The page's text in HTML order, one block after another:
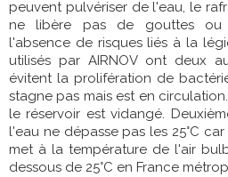
peuvent pulvériser de l'eau, le
ne libère pas de gouttes ou
l'absence de risques liés à la
utilisés par AIRNOV ont deux
évitent la prolifération de
stagne pas mais est en
le réservoir est vidangé.
l'eau ne dépasse pas les 25°C
met à la température de l'air
dessous de 25°C en France